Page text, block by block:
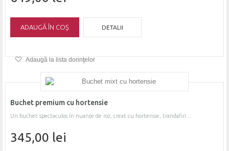
ADAUGĂ ÎN COŞ DETALII
Adaugă la lista dorinţelor
Buchet premium cu hortensie
Un buchet spectaculos în nuanțe de roz, creat cu hortensie, trandafiri...
345,00 lei